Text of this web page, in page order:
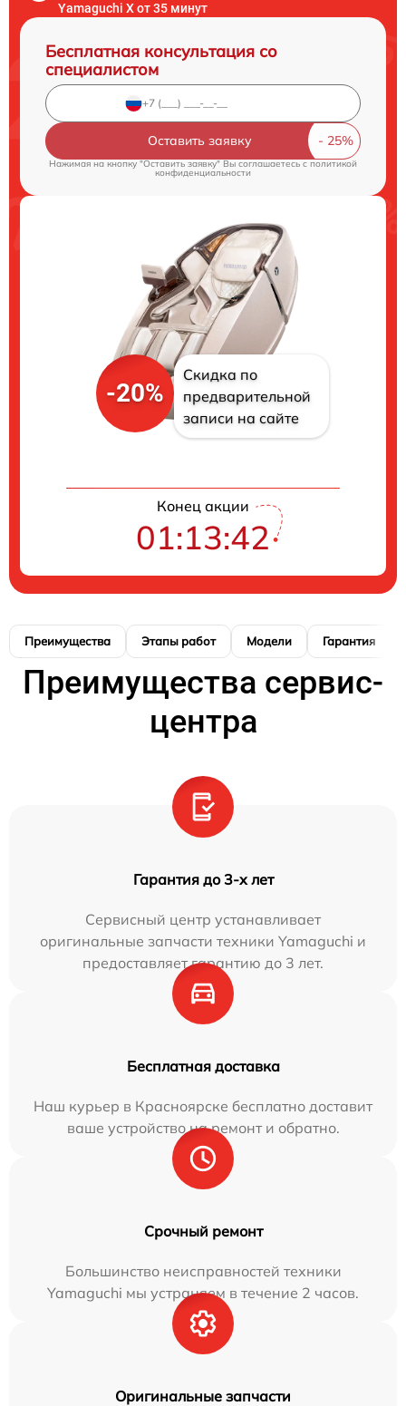
Yamaguchi X от 35 минут
Бесплатная консультация со
специалистом
Оставить заявку
Нажимая на кнопку "Оставить заявку" Вы соглашаетесь cполитикой
конфиденциальности
-20%
Скидка по
предварительной
записи на сайте
Конец акции
01:13:41
Преимущества Этапы работ Модели Гарантия
Преимущества сервис-
центра
Гарантия до 3-х лет
Сервисный центр устанавливает
оригинальные запчасти техники Yamaguchi и
предоставляет гарантию до 3 лет.
Бесплатная доставка
Наш курьер в Красноярске бесплатно доставит
ваше устройство на ремонт и обратно.
Срочный ремонт
Большинство неисправностей техники
Yamaguchi мы устраняем в течение 2 часов.
Оригинальные запчасти